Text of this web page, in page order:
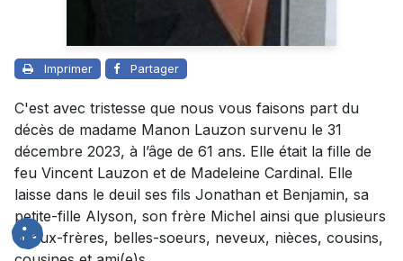
Imprimer Partager
C'est avec tristesse que nous vous faisons part du
décès de madame Manon Lauzon survenu le 31
décembre 2023, à l’âge de 61 ans. Elle était la fille de
feu Vincent Lauzon et de Madeleine Cardinal. Elle
laisse dans le deuil ses fils Jonathan et Benjamin, sa
petite-fille Alyson, son frère Michel ainsi que plusieurs
beaux-frères, belles-soeurs, neveux, nièces, cousins,